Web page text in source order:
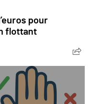
pour
flottant